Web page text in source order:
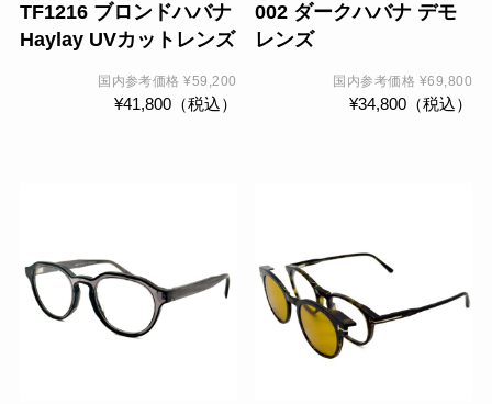
TF1216 ブロンドハバナ
Haylay UVカットレンズ
国内参考価格¥59,200
¥41,800（税込）
エ
ー
す。
オ
002 ダークハバナ デモ
レンズ
国内参考価格 ¥69,800
¥34,800 （税込）